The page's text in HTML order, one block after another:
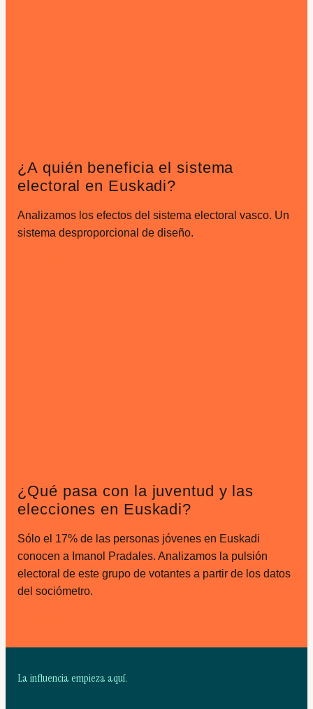
¿A quién beneficia el sistema
electoral en Euskadi?
Analizamos los efectos del sistema electoral vasco. Un
sistema desproporcional de diseño.
¿Qué pasa con la juventud y las
elecciones en Euskadi?
Sólo el 17% de las personas jóvenes en Euskadi
conocen a Imanol Pradales. Analizamos la pulsión
electoral de este grupo de votantes a partir de los datos
del sociómetro.
La influencia empieza aquí.